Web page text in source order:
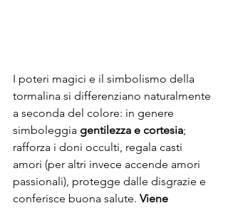
I poteri magici e il simbolismo della
tormalina si differenziano naturalmente
a seconda del colore: in genere
simboleggia gentilezza e cortesia;
rafforza i doni occulti, regala casti
amori (per altri invece accende amori
passionali), protegge dalle disgrazie e
conferisce buona salute. Viene